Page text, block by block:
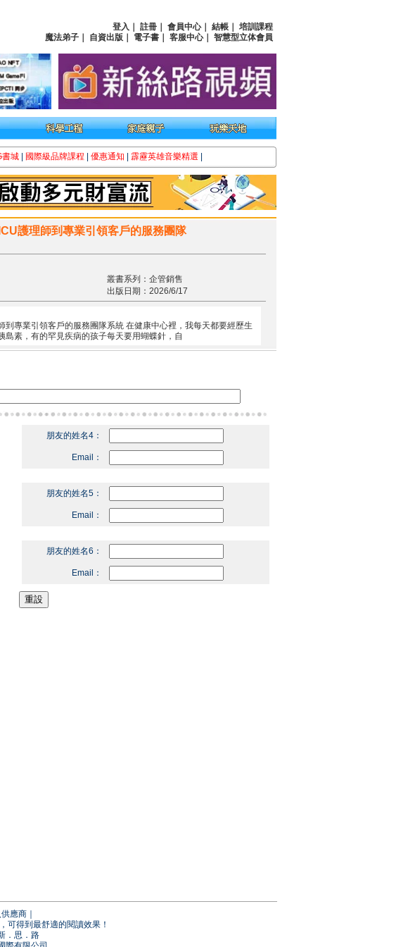
登入 註冊 會員中心｜ 結帳
培訓課程
魔法弟子
自資出版 電子書 客服中心｜ 智慧型立体會員
書城 國際級品牌課程 優惠通知 霹靂英雄音樂精選
護理師到專業引領客戶的服務團隊
叢書系列：企管銷售
出版日期：2026/6/17
到專業引領客戶的服務團隊系統 在健康中心裡，我每天都要經歷生
素，有的罕見疾病的孩子每天要用蝴蝶針，自
朋友的姓名4：
Email：
朋友的姓名5：
Email：
朋友的姓名6：
Email：
應商
可得到最舒適的閱讀效果！
．思．路